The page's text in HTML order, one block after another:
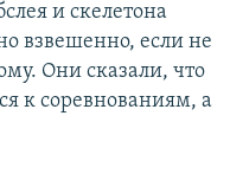
и скелетона
взвешенно, если не
Они сказали, что
к соревнованиям, а